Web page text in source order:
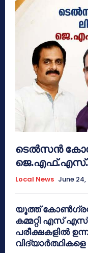
ടെൽസൻ
ജെ.എഫ്.എസ്.
Local News June
യൂത്ത്
കമ്മറ്റി എസ്
പരീക്ഷകളിൽ